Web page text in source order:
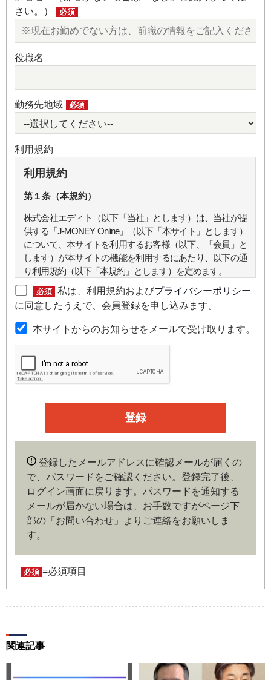
さい。）
必須
役職名
勤務先地域 必須
利用規約
利用規約
第１条（本規約）
株式会社エディト（以下「当社」とします）は、当社が提
供する「J-MONEY Online」（以下「本サイト」とします）
について、本サイトを利用するお客様（以下、「会員」と
します）が本サイトの機能を利用するにあたり、以下の通
り利用規約（以下「本規約」とします）を定めます。
第２条（本規約の範囲）
本規約は本サイトが提供するサービスについて規定したも
のです。
第３条（会員）
本サイトの会員は、機関投資家や金融機関の役職員、事業
企業や官公庁、研究機関などの役職員、もしくは専門家の
いずれかに該当していることを条件とし、登録の申し込み
を行うには、当社が入会を承諾した時点で、本会員規約の
の内容がある場合や本規約に違反するおそれがある場合に
は、当社は会員登録を拒否もしくは抹消することができま
す。
第４条（ユーザー名とパスワードの管理）
ユーザー名およびパスワードの利用、管理は会員の自己責
任において行うものとします。会員は、ユーザー名および
パスワードの第三者への漏洩、利用許諾、貸与、譲渡、名
用によって生じた損害の責任は、会員が負うものとし、当
第５条（著作権）
本サイトに掲載された情報、写真、その他の著作物は、当
必須 私は、利用規約およびプライバシーポリシー
に同意したうえで、会員登録を申し込みます。
本サイトからのお知らせをメールで受け取ります。
登録したメールアドレスに確認メールが届くの
で、パスワードをご確認ください。登録完了後、
ログイン画面に戻ります。パスワードを通知する
メールが届かない場合は、お手数ですがページ下
部の「お問い合わせ」よりご連絡をお願いしま
す。
必須 =必須項目
関連記事